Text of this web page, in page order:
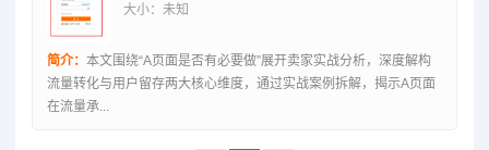
大小：未知
简介： 本文围绕“A页面是否有必要做”展开卖家实战分析，深度解构
流量转化与用户留存两大核心维度，通过实战案例拆解，揭示A页面
在流量承...